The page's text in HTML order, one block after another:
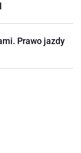
Prawo jazdy